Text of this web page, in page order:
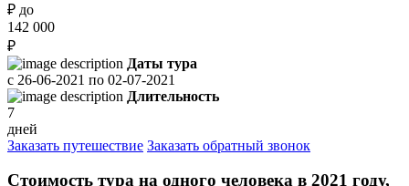
₽ до
142 000
₽
Даты тура
с 26-06-2021 по 02-07-2021
Длительность
7
дней
Заказать путешествие Заказать обратный звонок
Стоимость тура на одного человека в 2021 году,